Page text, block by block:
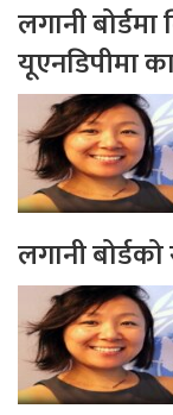
लगानी
यूएनडिपीमा
लगानी